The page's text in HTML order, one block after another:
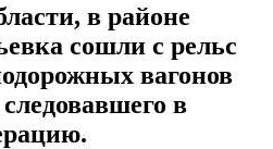
в районе
сошли с рельс
вагонов
следовавшего в